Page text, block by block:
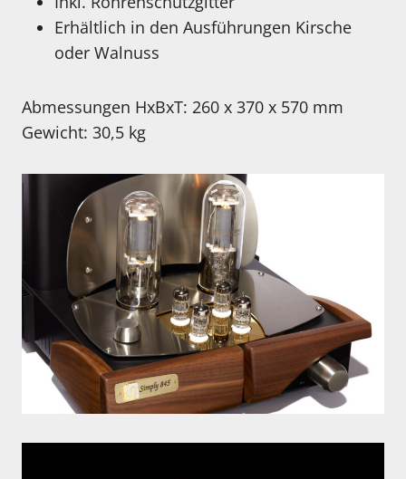
Erhältlich in den Ausführungen Kirsche
oder Walnuss
Abmessungen HxBxT: 260 x 370 x 570 mm
Gewicht: 30,5 kg